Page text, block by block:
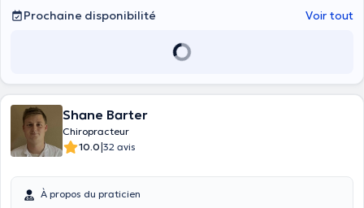
Prochaine disponibilité Voir tout
Shane Barter
Chiropracteur
10.0|32 avis
À propos du praticien